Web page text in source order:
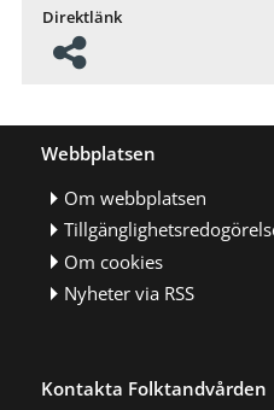
Direktlänk
Webbplatsen
Om webbplatsen
Om cookies
Nyheter via RSS
Kontakta Folktandvården